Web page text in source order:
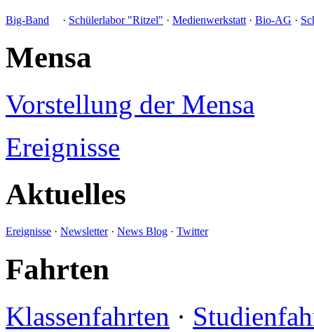
Big-Band · Schülerlabor "Ritzel" · Medienwerkstatt· Bio-AG ·
Mensa
Vorstellung der Mensa
Ereignisse
Aktuelles
Ereignisse · Newsletter· News Blog · Twitter
Fahrten
Klassenfahrten ·